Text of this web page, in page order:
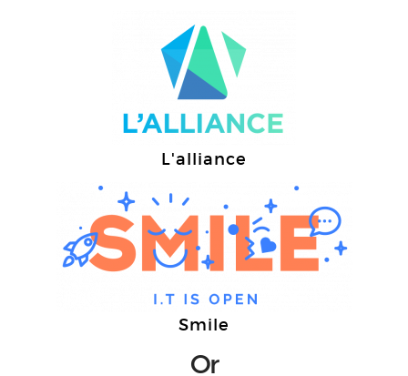
L'alliance
Smile
Or